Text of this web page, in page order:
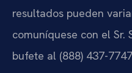
resultados pueden
comuníquese con el Sr.
bufete al (888) 437-